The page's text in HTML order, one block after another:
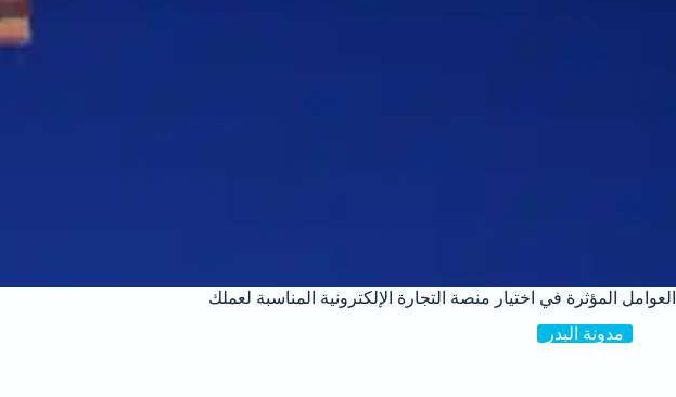
العوامل المؤثرة في اختيار منصة التجارة الإلكترونية المناسبة لعملك
مدونة البدر